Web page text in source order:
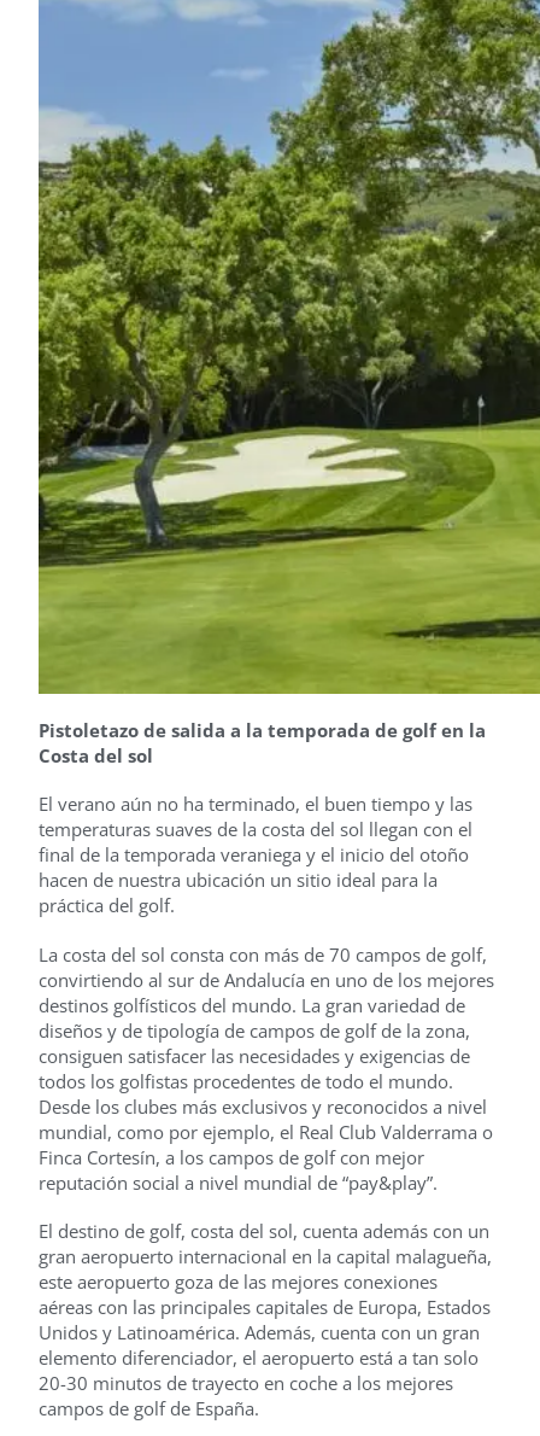
Pistoletazo de salida a la temporada de golf en la
Costa del sol
El verano aún no ha terminado, el buen tiempo y las
temperaturas suaves de la costa del sol llegan con el
final de la temporada veraniega y el inicio del otoño
hacen de nuestra ubicación un sitio ideal para la
práctica del golf.
La costa del sol consta con más de 70 campos de golf,
convirtiendo al sur de Andalucía en uno de los mejores
destinos golfísticos del mundo. La gran variedad de
diseños y de tipología de campos de golf de la zona,
consiguen satisfacer las necesidades y exigencias de
todos los golfistas procedentes de todo el mundo.
Desde los clubes más exclusivos y reconocidos a nivel
mundial, como por ejemplo, el Real Club Valderrama o
Finca Cortesín, a los campos de golf con mejor
reputación social a nivel mundial de “pay&play”.
El destino de golf, costa del sol, cuenta además con un
gran aeropuerto internacional en la capital malagueña,
este aeropuerto goza de las mejores conexiones
aéreas con las principales capitales de Europa, Estados
Unidos y Latinoamérica. Además, cuenta con un gran
elemento diferenciador, el aeropuerto está a tan solo
20-30 minutos de trayecto en coche a los mejores
campos de golf de España.